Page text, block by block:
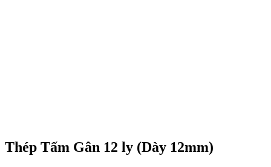
Thép Tấm Gân 12 ly (Dày 12mm)